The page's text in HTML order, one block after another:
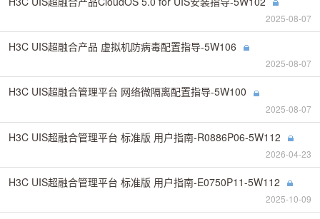
2025-08-07
H3C UIS超融合产品 虚拟机防病毒配置指导-5W106
2025-08-07
H3C UIS超融合管理平台 网络微隔离配置指导-5W100
2025-08-07
H3C UIS超融合管理平台 标准版 用户指南-R0886P06-5W112
2026-04-23
H3C UIS超融合管理平台 标准版 用户指南-E0750P11-5W112
2025-10-09